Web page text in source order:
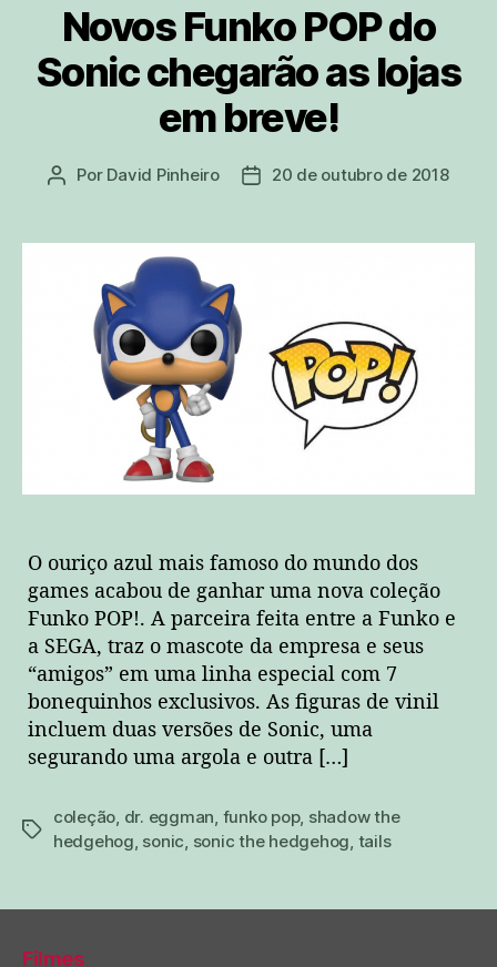
Novos Funko POP do
Sonic chegarão as lojas
em breve!
Autor
Por David Pinheiro
Data20 de outubro de 2018
O ouriço azul mais famoso do mundo dos
games acabou de ganhar uma nova coleção
Funko POP!. A parceira feita entre a Funko e
a SEGA, traz o mascote da empresa e seus
“amigos” em uma linha especial com 7
bonequinhos exclusivos. As figuras de vinil
incluem duas versões de Sonic, uma
segurando uma argola e outra […]
tags
coleção dr. eggman funko pop, shadow the
hedgehog sonic sonic the hedgehog tails
Filmes